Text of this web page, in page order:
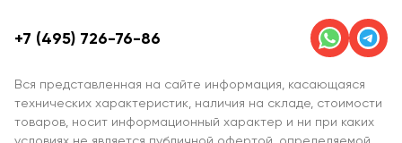
Вся представленная на сайте информация, касающаяся
технических характеристик, наличия на складе, стоимости
товаров, носит информационный характер и ни при каких
+7 (495) 726-76-86